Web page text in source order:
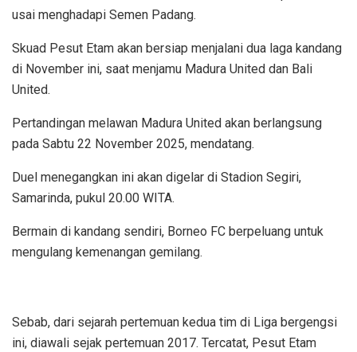
usai menghadapi Semen Padang.
Skuad Pesut Etam akan bersiap menjalani dua laga kandang
di November ini, saat menjamu Madura United dan Bali
United.
Pertandingan melawan Madura United akan berlangsung
pada Sabtu 22 November 2025, mendatang.
Duel menegangkan ini akan digelar di Stadion Segiri,
Samarinda, pukul 20.00 WITA.
Bermain di kandang sendiri, Borneo FC berpeluang untuk
mengulang kemenangan gemilang.
Sebab, dari sejarah pertemuan kedua tim di Liga bergengsi
ini, diawali sejak pertemuan 2017. Tercatat, Pesut Etam